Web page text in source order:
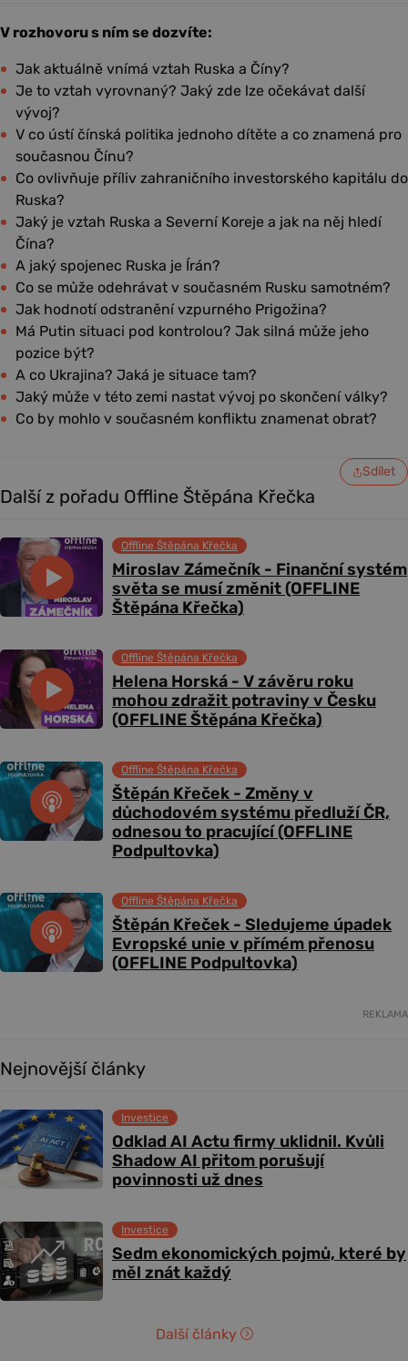
V rozhovoru s ním se dozvíte:
Jak aktuálně vnímá vztah Ruska a Číny?
Je to vztah vyrovnaný? Jaký zde lze očekávat další
vývoj?
V co ústí čínská politika jednoho dítěte a co znamená pro
současnou Čínu?
Co ovlivňuje příliv zahraničního investorského kapitálu do
Ruska?
Jaký je vztah Ruska a Severní Koreje a jak na něj hledí
Čína?
A jaký spojenec Ruska je Írán?
Co se může odehrávat v současném Rusku samotném?
Jak hodnotí odstranění vzpurného Prigožina?
Má Putin situaci pod kontrolou? Jak silná může jeho
pozice být?
A co Ukrajina? Jaká je situace tam?
Jaký může v této zemi nastat vývoj po skončení války?
Co by mohlo v současném konfliktu znamenat obrat?
Sdílet
Další z pořadu Offline Štěpána Křečka
Miroslav Zámečník - Finanční systém
světa se musí změnit (OFFLINE
Štěpána Křečka)
Offline Štěpána Křečka
Helena Horská - V závěru roku
mohou zdražit potraviny v Česku
(OFFLINE Štěpána Křečka)
Offline Štěpána Křečka
Štěpán Křeček - Změny v
důchodovém systému předluží ČR,
odnesou to pracující (OFFLINE
Podpultovka)
Offline Štěpána Křečka
Štěpán Křeček - Sledujeme úpadek
Evropské unie v přímém přenosu
(OFFLINE Podpultovka)
Offline Štěpána Křečka
REKLAMA
Nejnovější články
Odklad AI Actu firmy uklidnil. Kvůli
Shadow AI přitom porušují
povinnosti už dnes
Investice
Sedm ekonomických pojmů, které by
měl znát každý
Investice
Další články